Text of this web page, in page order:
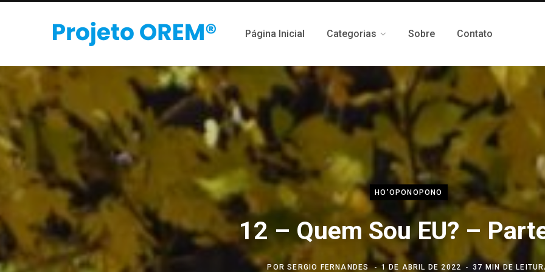
Página Inicial Categorias Sobre Contato
HO'OPONOPONO
12 – Quem Sou EU? –
PORSERGIO FERNANDES 1 DE ABRIL DE 2022 37 MIN DE